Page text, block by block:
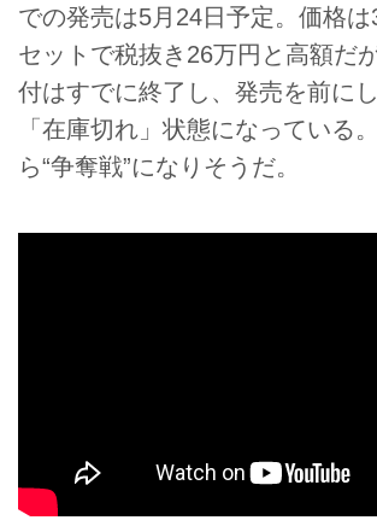
での発売は5月24日予定。価格
セットで税抜き26万円と高額だ
付はすでに終了し、発売を前に
「在庫切れ」状態になっている
ら“争奪戦”になりそうだ。